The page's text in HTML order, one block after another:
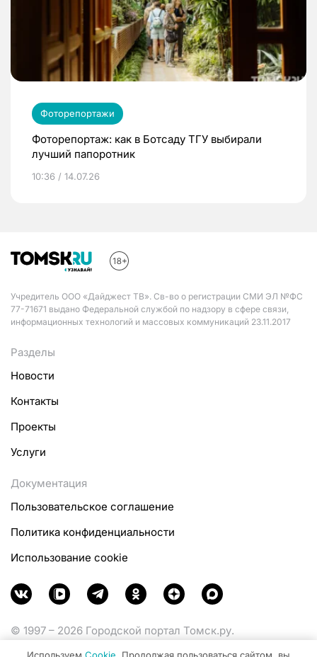
Фоторепортажи
Фоторепортаж: как в Ботсаду ТГУ выбирали
лучший папоротник
10:36 / 14.07.26
Учредитель ООО «Дайджест ТВ». Св-во о регистрации СМИ ЭЛ №ФС
77-71671 выдано Федеральной службой по надзору в сфере связи,
информационных технологий и массовых коммуникаций 23.11.2017
Разделы
Новости
Контакты
Проекты
Услуги
Документация
Пользовательское соглашение
Политика конфиденциальности
Использование cookie
© 1997 – 2026 Городской портал Томск.ру.
Используем Cookie . Продолжая пользоваться сайтом, вы